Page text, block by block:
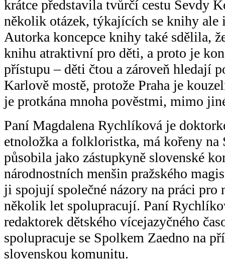
krátce představila tvůrčí cestu Sevdy
několik otázek, týkajících se knihy
Autorka koncepce knihy také sdělila,
knihu atraktivní pro děti, a proto je
přístupu – děti čtou a zároveň hledají
Karlově mostě, protože Praha je
je protkána mnoha pověstmi, mimo
Paní Magdalena Rychlíková je
etnoložka a folkloristka, má kořeny na
působila jako zástupkyně slovenské
národnostních menšin pražského
ji spojují společné názory na práci pro
několik let spolupracují. Paní
redaktorek dětského vícejazyčného
spolupracuje se Spolkem Zaedno na
slovenskou komunitu.